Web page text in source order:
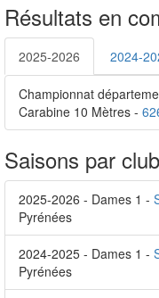
Résultats en
2025-2026 2024-
Championnat
Carabine 10 Mètres -
Saisons par club
2025-2026 - Dames 1 -
Pyrénées
2024-2025 - Dames 1 -
Pyrénées